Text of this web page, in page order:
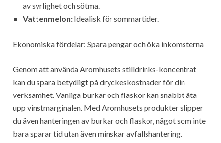
av syrlighet och sötma.
Vattenmelon: Idealisk för sommartider.
Ekonomiska fördelar: Spara pengar och öka inkomsterna
Genom att använda Aromhusets stilldrinks-koncentrat
kan du spara betydligt på dryckeskostnader för din
verksamhet. Vanliga burkar och flaskor kan snabbt äta
upp vinstmarginalen. Med Aromhusets produkter slipper
du även hanteringen av burkar och flaskor, något som inte
bara sparar tid utan även minskar avfallshantering.